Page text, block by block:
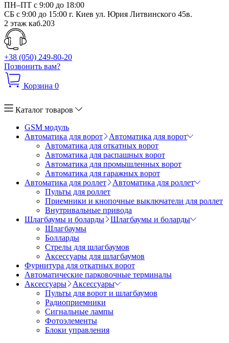
ПН–ПТ с 9:00 до 18:00
СБ с 9:00 до 15:00 г. Киев ул. Юрия Литвинского 45в.
2 этаж каб.203
+38 (050) 249-80-20
Позвонить вам?
Корзина 0
Каталог товаров
GSM модуль
Автоматика для ворот
Автоматика для ворот
Автоматика для откатных ворот
Автоматика для распашных ворот
Автоматика для промышленных ворот
Автоматика для гаражных ворот
Автоматика для роллет
Автоматика для роллет
Пульты для роллет
Приемники и кнопочные выключатели для роллет
Внутривальные привода
Шлагбаумы и боларды
Шлагбаумы и боларды
Шлагбаумы
Болларды
Стрелы для шлагбаумов
Аксессуары для шлагбаумов
Фурнитура для откатных ворот
Автоматические парковочные терминалы
Аксессуары
Аксессуары
Пульты для ворот и шлагбаумов
Радиоприемники
Сигнальные лампы
Фотоэлементы
Блоки управления